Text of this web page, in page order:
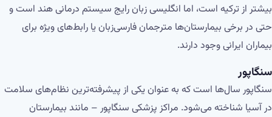
بیشتر از ترکیه است، اما انگلیسی زبان رایج سیستم درمانی هند است و
حتی در برخی بیمارستان‌ها مترجمان فارسی‌زبان یا رابط‌های ویژه برای
بیماران ایرانی وجود دارند.
سنگاپور
سنگاپور سال‌ها است که به عنوان یکی از پیشرفته‌ترین نظام‌های سلامت
در آسیا شناخته می‌شود. مراکز پزشکی سنگاپور – مانند بیمارستان